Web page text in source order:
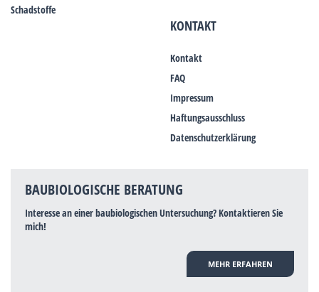
Schadstoffe
KONTAKT
Kontakt
FAQ
Impressum
Haftungsausschluss
Datenschutzerklärung
BAUBIOLOGISCHE BERATUNG
Interesse an einer baubiologischen Untersuchung? Kontaktieren Sie
mich!
MEHR ERFAHREN